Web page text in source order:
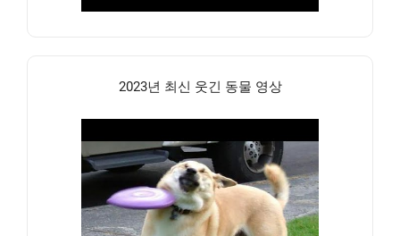
2023년 최신 웃긴 동물 영상